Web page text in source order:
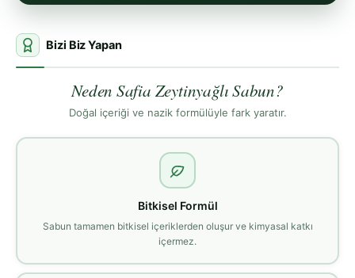
Bizi Biz Yapan
Neden Safia Zeytinyağlı Sabun?
Doğal içeriği ve nazik formülüyle fark yaratır.
Bitkisel Formül
Sabun tamamen bitkisel içeriklerden oluşur ve kimyasal katkı
içermez.